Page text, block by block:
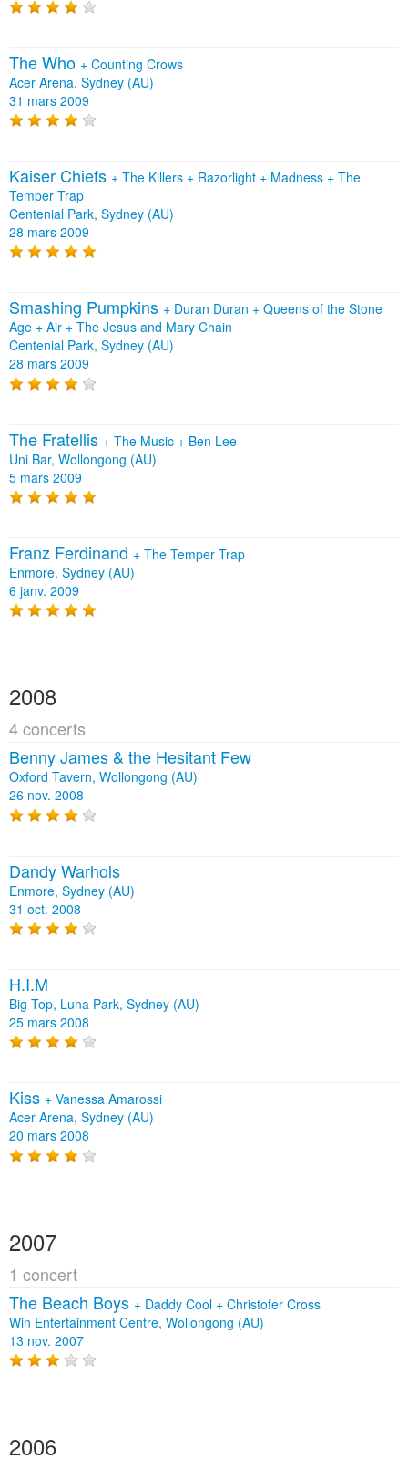
The Who + Counting Crows
Acer Arena, Sydney (AU)
31 mars 2009
Kaiser Chiefs + The Killers + Razorlight + Madness + The
Temper Trap
Centenial Park, Sydney (AU)
28 mars 2009
Smashing Pumpkins + Duran Duran + Queens of the Stone
Age + Air + The Jesus and Mary Chain
Centenial Park, Sydney (AU)
28 mars 2009
The Fratellis + The Music + Ben Lee
Uni Bar, Wollongong (AU)
5 mars 2009
Franz Ferdinand + The Temper Trap
Enmore, Sydney (AU)
6 janv. 2009
2008
4 concerts
Benny James & the Hesitant Few
Oxford Tavern, Wollongong (AU)
26 nov. 2008
Dandy Warhols
Enmore, Sydney (AU)
31 oct. 2008
H.I.M
Big Top, Luna Park, Sydney (AU)
25 mars 2008
Kiss + Vanessa Amarossi
Acer Arena, Sydney (AU)
20 mars 2008
2007
1 concert
The Beach Boys + Daddy Cool + Christofer Cross
Win Entertainment Centre, Wollongong (AU)
13 nov. 2007
2006